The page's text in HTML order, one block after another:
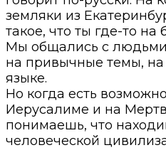
земляки из
такое, что ты где-то на
Мы общались с
на привычные темы, на
языке.
Но когда есть
Иерусалиме и на
понимаешь, что
человеческой